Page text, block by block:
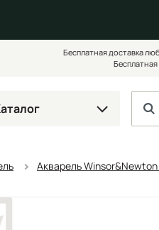
Бесплатная доставка
Акварель